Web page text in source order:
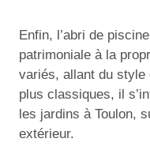
Enfin, l’abri de
patrimoniale à la
variés, allant du style
plus classiques, il
les jardins à Toulon,
extérieur.